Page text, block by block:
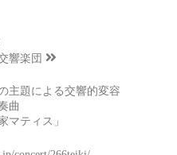
響楽団
主題による交響的変容
曲
マティス」